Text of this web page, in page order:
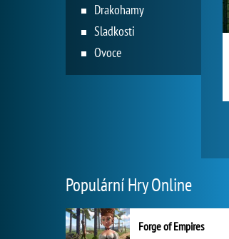
Drakohamy
Sladkosti
Ovoce
Populární Hry Online
Forge of Empires